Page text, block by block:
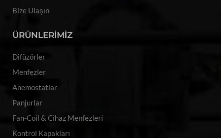
Bize Ulaşın
ÜRÜNLERİMİZ
Difüzörler
Menfezler
Anemostatlar
Panjurlar
Fan-Coil & Cihaz Menfezleri
Kontrol Kapakları